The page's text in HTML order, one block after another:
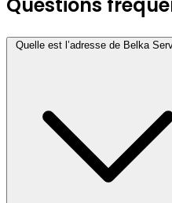
Quelle est l’adresse de Belka